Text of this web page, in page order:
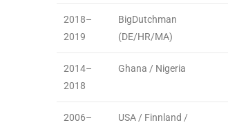
2018–
2019
BigDutchman
(DE/HR/MA)
2014–
2018
Ghana / Nigeria
2006–
USA / Finnland /